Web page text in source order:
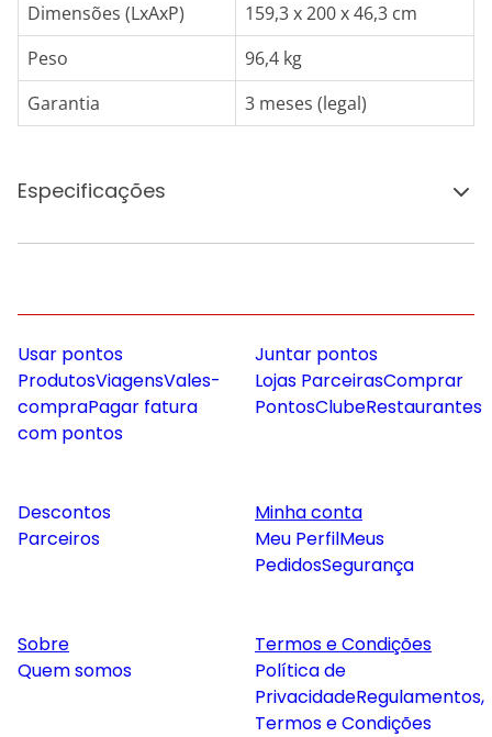
Dimensões (LxAxP)
159,3 x 200 x 46,3 cm
Peso
96,4 kg
Garantia
3 meses (legal)
Especificações
Usar pontos
ProdutosViagensVales-
compraPagar fatura
com pontos
Juntar pontos
Lojas ParceirasComprar
PontosClubeRestaurantes
Descontos
Parceiros
Minha conta
Meu PerfilMeus
PedidosSegurança
Sobre
Quem somos
Termos e Condições
Política de
PrivacidadeRegulamentos,
Termos e Condições